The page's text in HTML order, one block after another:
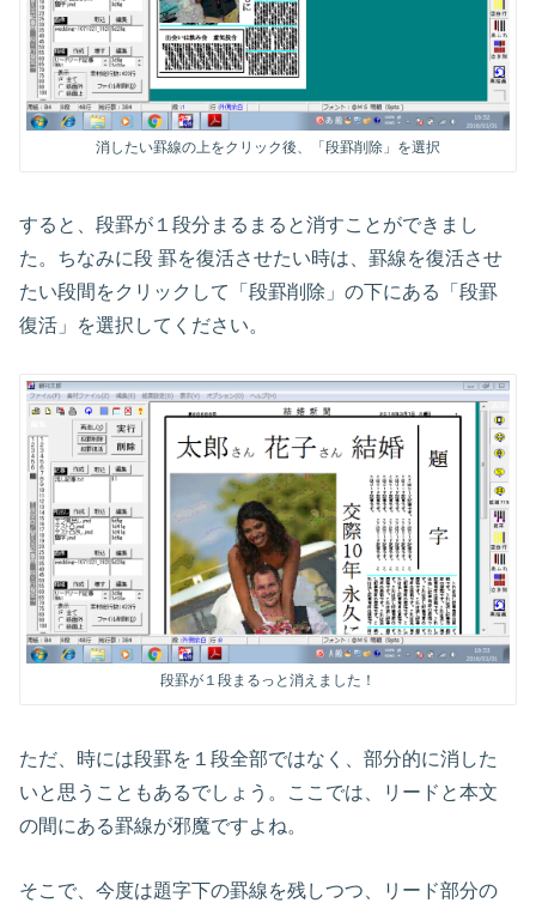
消したい罫線の上をクリック後、「段罫削除」を選択
すると、段罫が１段分まるまると消すことができまし
た。ちなみに段 罫を復活させたい時は、罫線を復活させ
たい段間をクリックして「段罫削除」の下にある「段罫
復活」を選択してください。
段罫が１段まるっと消えました！
ただ、時には段罫を１段全部ではなく、部分的に消した
いと思うこともあるでしょう。ここでは、リードと本文
の間にある罫線が邪魔ですよね。
そこで、今度は題字下の罫線を残しつつ、リード部分の